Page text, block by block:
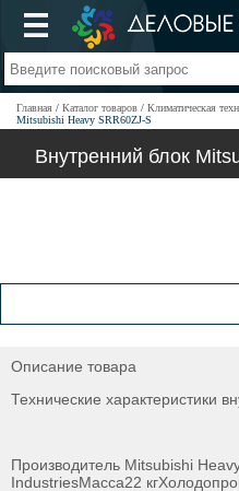
Главная Каталог товаров Климатическая
Mitsubishi Heavy SRR60ZJ-S
Внутренний блок
Описание товара
Технические характеристики
Производитель Mitsubishi
IndustriesМасса22